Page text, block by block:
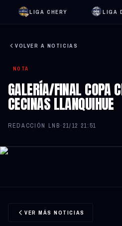
LIGA CHERY LIGA
VOLVER A NOTICIAS
NOTA
GALERÍA/FINAL COPA
CECINAS LLANQUIHUE
REDACCIÓN LNB· 21/12 21:51
VER MÁS NOTICIAS